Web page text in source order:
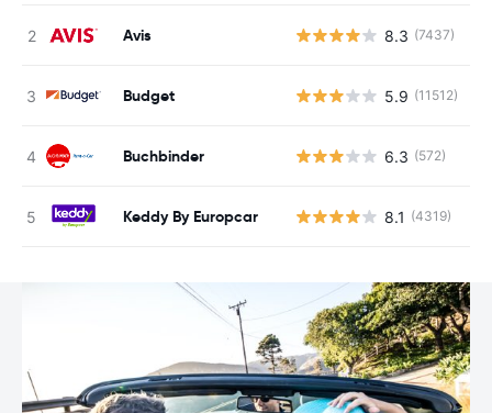
Avis 8.3 (7437)
Budget 5.9 (11512)
Buchbinder 6.3 (572)
Keddy By Europcar 8.1 (4319)